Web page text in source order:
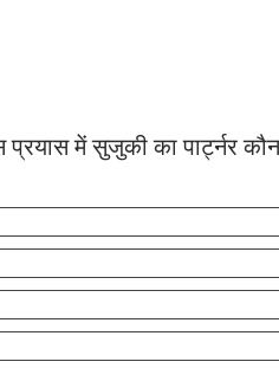
प्रयास में सुजुकी का पार्ट्नर